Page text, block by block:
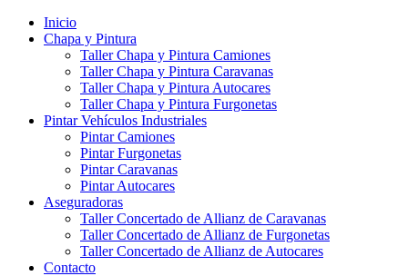
Inicio
Chapa y Pintura
Taller Chapa y Pintura Camiones
Taller Chapa y Pintura Caravanas
Taller Chapa y Pintura Autocares
Taller Chapa y Pintura Furgonetas
Pintar Vehículos Industriales
Pintar Camiones
Pintar Furgonetas
Pintar Caravanas
Pintar Autocares
Aseguradoras
Taller Concertado de Allianz de Caravanas
Taller Concertado de Allianz de Furgonetas
Taller Concertado de Allianz de Autocares
Contacto